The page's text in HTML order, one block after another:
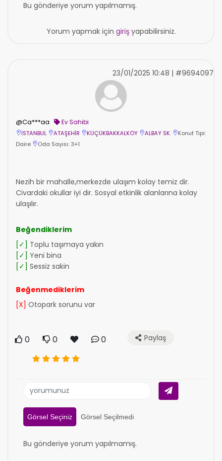
Bu gönderiye yorum yapılmamış.
Yorum yapmak için girişyapabilirsiniz.
@Ca***aa Ev Sahibi
İSTANBUL ATAŞEHİR KÜÇÜKBAKKALKÖY ALBAY SK.
Konut Tipi:
Daire
Oda Sayısı: 3+1
23/01/2025 10:48 | #9694097
Nezih bir mahalle,merkezde ulaşım kolay temiz dir.
Civardaki okullar iyi dir. Sosyal etkinlik alanlarına kolay
ulaşılır.
Beğendiklerim
[✓] Toplu taşımaya yakın
[✓] Yeni bina
[✓] Sessiz sakin
Beğenmediklerim
[X] Otopark sorunu var
0 0 0 Paylaş
Görsel Seçiniz Görsel Seçilmedi
Bu gönderiye yorum yapılmamış.